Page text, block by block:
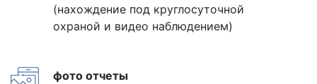
(нахождение под круглосуточной
охраной и видео наблюдением)
фото отчеты